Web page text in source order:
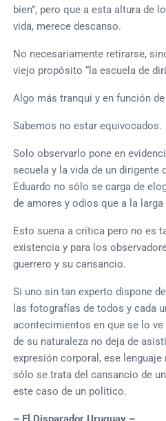
bien”, pero que a esta altura de
vida, merece descanso.
No necesariamente retirarse,
viejo propósito “la escuela de
Algo más tranqui y en función
Sabemos no estar equivocados.
Solo observarlo pone en
secuela y la vida de un dirigente
Eduardo no sólo se carga de
de amores y odios que a la
Esto suena a crítica pero no es
existencia y para los
guerrero y su cansancio.
Si uno sin tan experto dispone
las fotografías de todos y cada
acontecimientos en que se lo
de su naturaleza no deja de
expresión corporal, ese
sólo se trata del cansancio de
este caso de un político.